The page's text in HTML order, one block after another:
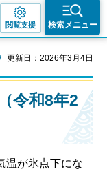
閲覧支援 検索メニュー
更新日：2026年3月4日
令和8年2
温が氷点下にな